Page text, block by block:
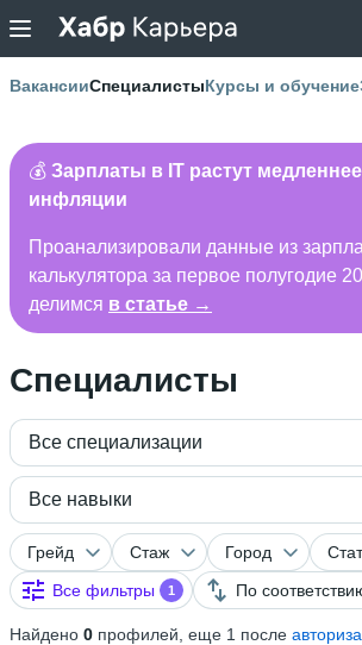
ВакансииСпециалистыКурсы и обучение
💰 Зарплаты в IT растут медленнее
инфляции
Проанализировали данные из
калькулятора за первое полугодие
делимся в статье →
Специалисты
Все специализации
Все навыки
Грейд Стаж Город
Все фильтры
1 По
Найдено 0 профилей, еще 1 после